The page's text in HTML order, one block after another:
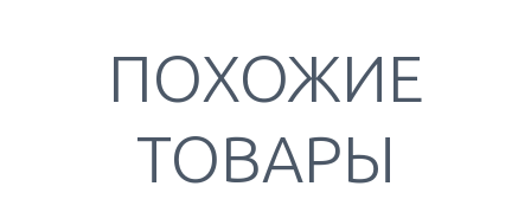
ПОХОЖИЕ
ТОВАРЫ